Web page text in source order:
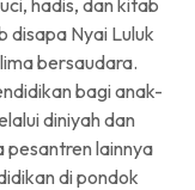
disapa Nyai Luluk
bersaudara.
bagi anak-
diniyah dan
pesantren lainnya
di pondok